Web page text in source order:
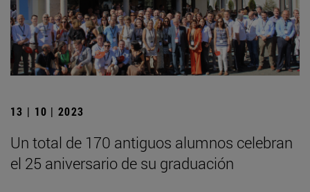
13 | 10 | 2023
Un total de 170 antiguos alumnos celebran
el 25 aniversario de su graduación